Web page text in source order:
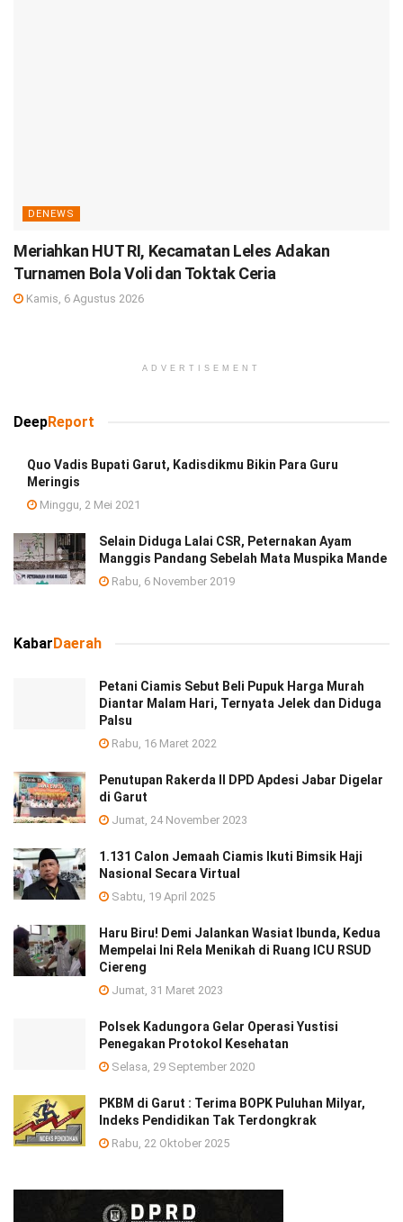
DENEWS
Meriahkan HUT RI, Kecamatan Leles Adakan
Turnamen Bola Voli dan Toktak Ceria
Kamis, 6 Agustus 2026
ADVERTISEMENT
DeepReport
Quo Vadis Bupati Garut, Kadisdikmu Bikin Para Guru
Meringis
Minggu, 2 Mei 2021
Selain Diduga Lalai CSR, Peternakan Ayam
Manggis Pandang Sebelah Mata Muspika Mande
Rabu, 6 November 2019
KabarDaerah
Petani Ciamis Sebut Beli Pupuk Harga Murah
Diantar Malam Hari, Ternyata Jelek dan Diduga
Palsu
Rabu, 16 Maret 2022
Penutupan Rakerda II DPD Apdesi Jabar Digelar
di Garut
Jumat, 24 November 2023
1.131 Calon Jemaah Ciamis Ikuti Bimsik Haji
Nasional Secara Virtual
Sabtu, 19 April 2025
Haru Biru! Demi Jalankan Wasiat Ibunda, Kedua
Mempelai Ini Rela Menikah di Ruang ICU RSUD
Ciereng
Jumat, 31 Maret 2023
Polsek Kadungora Gelar Operasi Yustisi
Penegakan Protokol Kesehatan
Selasa, 29 September 2020
PKBM di Garut : Terima BOPK Puluhan Milyar,
Indeks Pendidikan Tak Terdongkrak
Rabu, 22 Oktober 2025